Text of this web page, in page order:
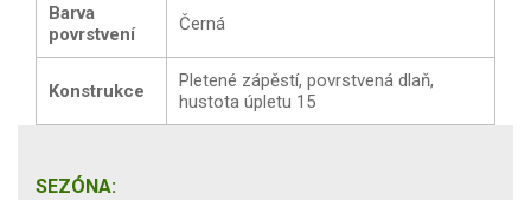
Barva
povrstvení
Černá
Konstrukce
Pletené zápěstí, povrstvená dlaň,
hustota úpletu 15
SEZÓNA: